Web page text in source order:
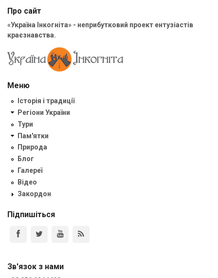
Про сайт
«Україна Інкогніта» - неприбутковий проект ентузіастів
краєзнавства.
Меню
Історія і традиції
Регіони України
Тури
Пам'ятки
Природа
Блог
Галереї
Відео
Закордон
Підпишіться
Зв'язок з нами